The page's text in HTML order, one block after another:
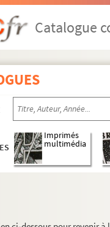
Catalogue
Imprimés
multimédia